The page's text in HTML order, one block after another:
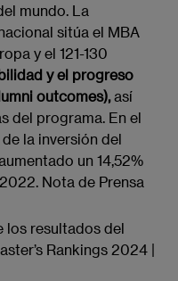
mundo. La
sitúa el MBA
y el 121-130
y el progreso
outcomes), así
del programa. En el
la inversión del
un 14,52%
Nota de Prensa
los resultados del
Rankings 2024 |